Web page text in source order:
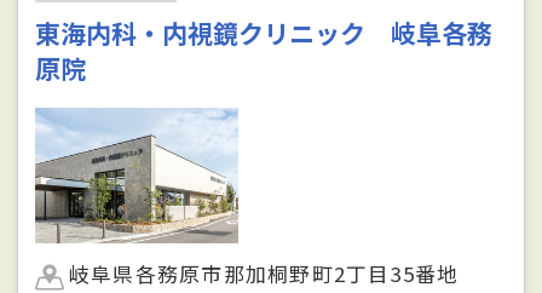
東海内科・内視鏡クリニック 岐阜各務
原院
岐阜県各務原市那加桐野町2丁目35番地